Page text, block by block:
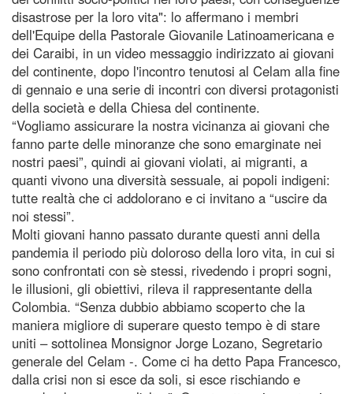
disastrose per la loro vita": lo affermano i membri
dell'Equipe della Pastorale Giovanile Latinoamericana e
dei Caraibi, in un video messaggio indirizzato ai giovani
del continente, dopo l'incontro tenutosi al Celam alla fine
di gennaio e una serie di incontri con diversi protagonisti
della società e della Chiesa del continente.
“Vogliamo assicurare la nostra vicinanza ai giovani che
fanno parte delle minoranze che sono emarginate nei
nostri paesi”, quindi ai giovani violati, ai migranti, a
quanti vivono una diversità sessuale, ai popoli indigeni:
tutte realtà che ci addolorano e ci invitano a “uscire da
noi stessi”.
Molti giovani hanno passato durante questi anni della
pandemia il periodo più doloroso della loro vita, in cui si
sono confrontati con sè stessi, rivedendo i propri sogni,
le illusioni, gli obiettivi, rileva il rappresentante della
Colombia. “Senza dubbio abbiamo scoperto che la
maniera migliore di superare questo tempo è di stare
uniti – sottolinea Monsignor Jorge Lozano, Segretario
generale del Celam -. Come ci ha detto Papa Francesco,
dalla crisi non si esce da soli, si esce rischiando e